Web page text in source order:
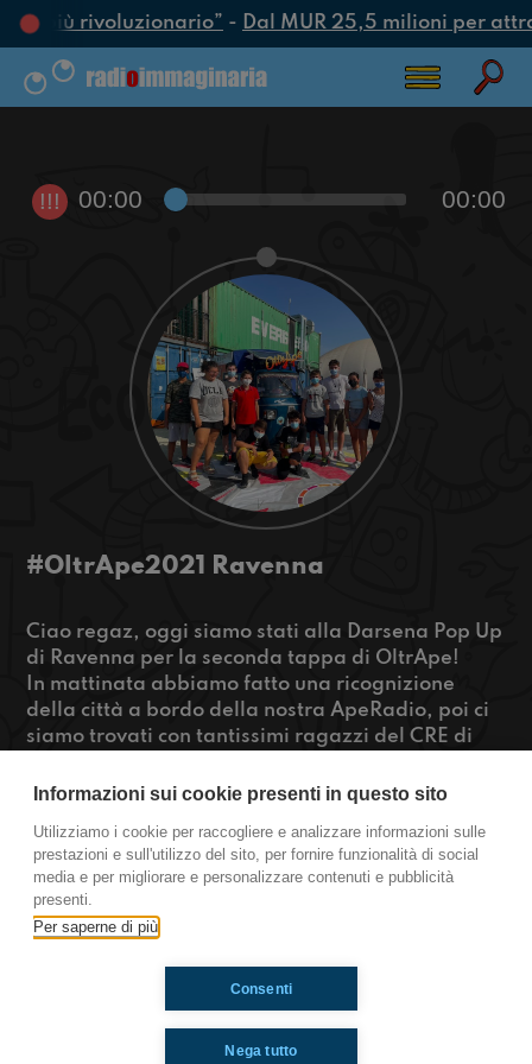
più rivoluzionario”- Dal MUR 25,5 milioni per
!!! 00:00 00:00
#OltrApe2021 Ravenna
Ciao regaz, oggi siamo stati alla Darsena Pop Up
di Ravenna per la seconda tappa di OltrApe!
In mattinata abbiamo fatto una ricognizione
della città a bordo della nostra ApeRadio, poi ci
siamo trovati con tantissimi ragazzi del CRE di
digitalizzazione e innovazione. Secondo molti di
sempre di più di sostenibilità, ma per saperne di
più... restate connessi!
www.radioimmaginaria.it/oltrape
Ti è piaciuto? Condividilo!
Informazioni sui cookie presenti in questo sito
Utilizziamo i cookie per raccogliere e analizzare informazioni sulle
prestazioni e sull'utilizzo del sito, per fornire funzionalità di social
media e per migliorare e personalizzare contenuti e pubblicità
presenti.
Per saperne di più
Nega tutto
Consenti